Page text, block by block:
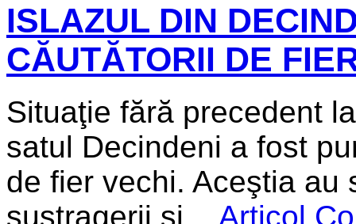
ISLAZUL DIN
CĂUTĂTORII DE
Situaţie fără precedent
satul Decindeni a fost
de fier vechi. Aceştia au
sustragerii şi ... Articol